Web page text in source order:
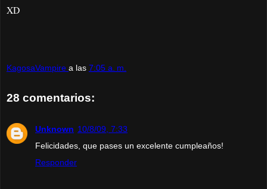
XD
KagosaVampire a las 7:05 a. m.
28 comentarios:
Unknown 10/8/09, 7:33
Felicidades, que pases un excelente cumpleaños!
Responder